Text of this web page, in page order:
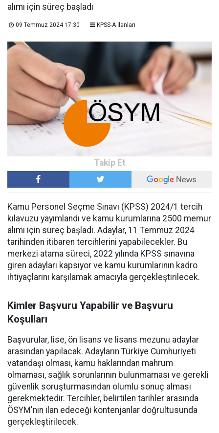
alımı için süreç başladı
09 Temmuz 2024 17:30 KPSS-A İlanları
Kamu Personel Seçme Sınavı (KPSS) 2024/1 tercih
kılavuzu yayımlandı ve kamu kurumlarına 2500 memur
alımı için süreç başladı. Adaylar, 11 Temmuz 2024
tarihinden itibaren tercihlerini yapabilecekler. Bu
merkezi atama süreci, 2022 yılında KPSS sınavına
giren adayları kapsıyor ve kamu kurumlarının kadro
ihtiyaçlarını karşılamak amacıyla gerçekleştirilecek.
Kimler Başvuru Yapabilir ve Başvuru
Koşulları
Başvurular, lise, ön lisans ve lisans mezunu adaylar
arasından yapılacak. Adayların Türkiye Cumhuriyeti
vatandaşı olması, kamu haklarından mahrum
olmaması, sağlık sorunlarının bulunmaması ve gerekli
güvenlik soruşturmasından olumlu sonuç alması
gerekmektedir. Tercihler, belirtilen tarihler arasında
ÖSYM'nin ilan edeceği kontenjanlar doğrultusunda
gerçekleştirilecek.